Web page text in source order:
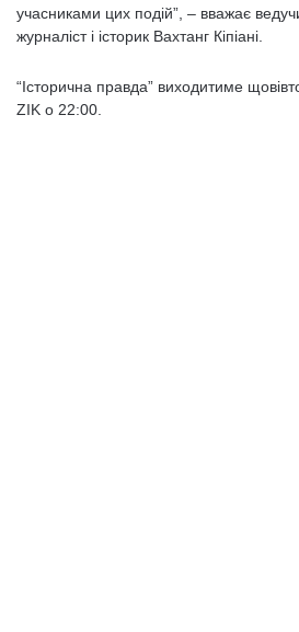
учасниками цих подій”, – вважає
журналіст і історик Вахтанг Кіпіані.
“Історична правда” виходитиме
ZIK о 22:00.